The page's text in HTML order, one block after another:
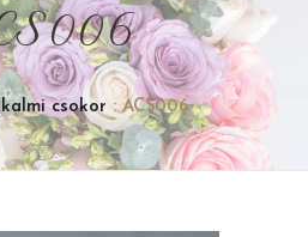
csokor: ACS006